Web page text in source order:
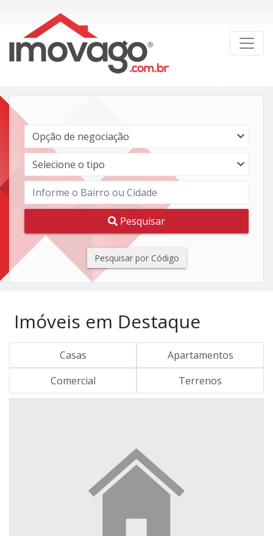
Pesquisar
Pesquisar por Código
Imóveis em Destaque
Casas
Apartamentos
Comercial
Terrenos